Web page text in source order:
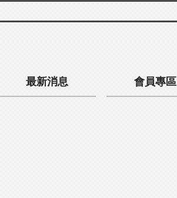
最新消息 會員專區